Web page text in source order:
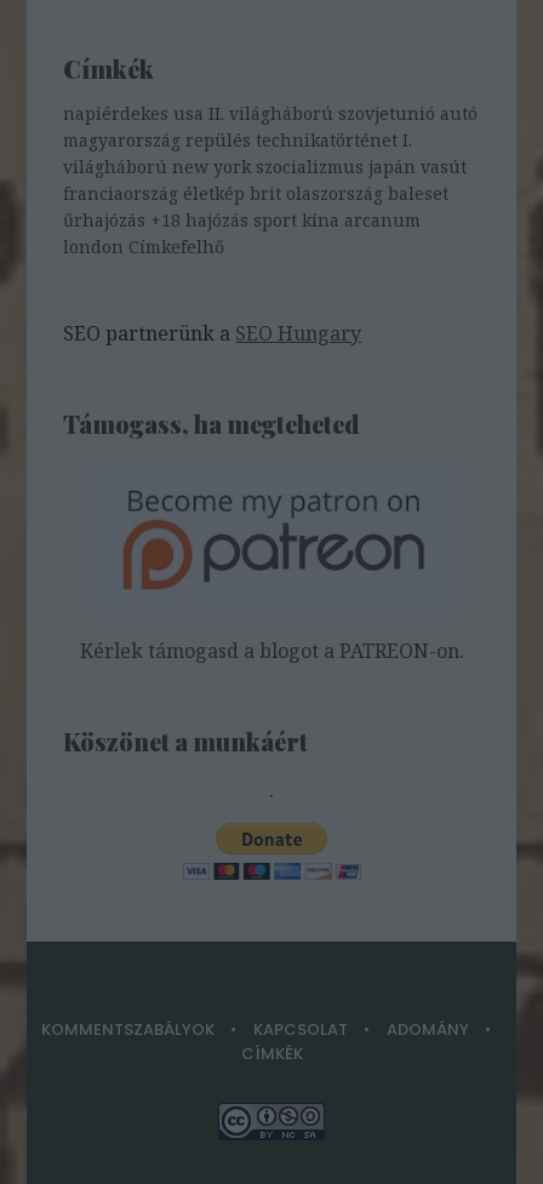
Címkék
napiérdekes usa II. világháború szovjetunió autó
magyarország repülés technikatörténet I.
világháború new york szocializmus japán vasút
franciaország életkép brit olaszország baleset
űrhajózás +18 hajózás sport kína arcanum
london Címkefelhő
SEO partnerünk a SEO Hungary
Támogass, ha megteheted
Kérlek támogasd a blogot a PATREON-on.
Köszönet a munkáért
.
KOMMENTSZABÁLYOK KAPCSOLAT
ADOMÁNY
CÍMKÉK